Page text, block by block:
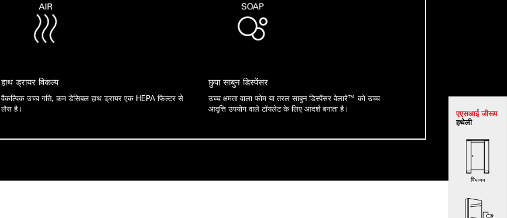
हाथ ड्रायर विकल्प
वैकल्पिक उच्च गति, कम डेसिबल हाथ ड्रायर एक HEPA फिल्टर से
लैस है।
छुपा साबुन डिस्पेंसर
उच्च क्षमता वाला फोम या तरल साबुन डिस्पेंसर वेलारे™ को उच्च
आवृत्ति उपयोग वाले टॉयलेट के लिए आदर्श बनाता है।
एएसआई जीरूप
हथेली
विभाजन